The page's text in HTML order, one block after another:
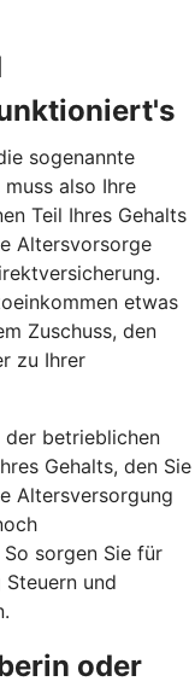
sogenannte
also Ihre
Teil Ihres Gehalts
Altersvorsorge
etwas
Zuschuss, den
zu Ihrer
betrieblichen
Gehalts, den Sie
Altersversorgung
sorgen Sie für
und
oder